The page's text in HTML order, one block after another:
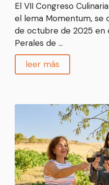
El VII Congreso
el lema Momentum, se
de octubre de 2025 en
Perales de …
leer más